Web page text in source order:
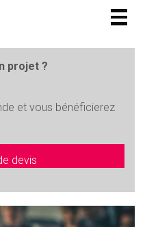
projet ?
et vous bénéficierez
devis